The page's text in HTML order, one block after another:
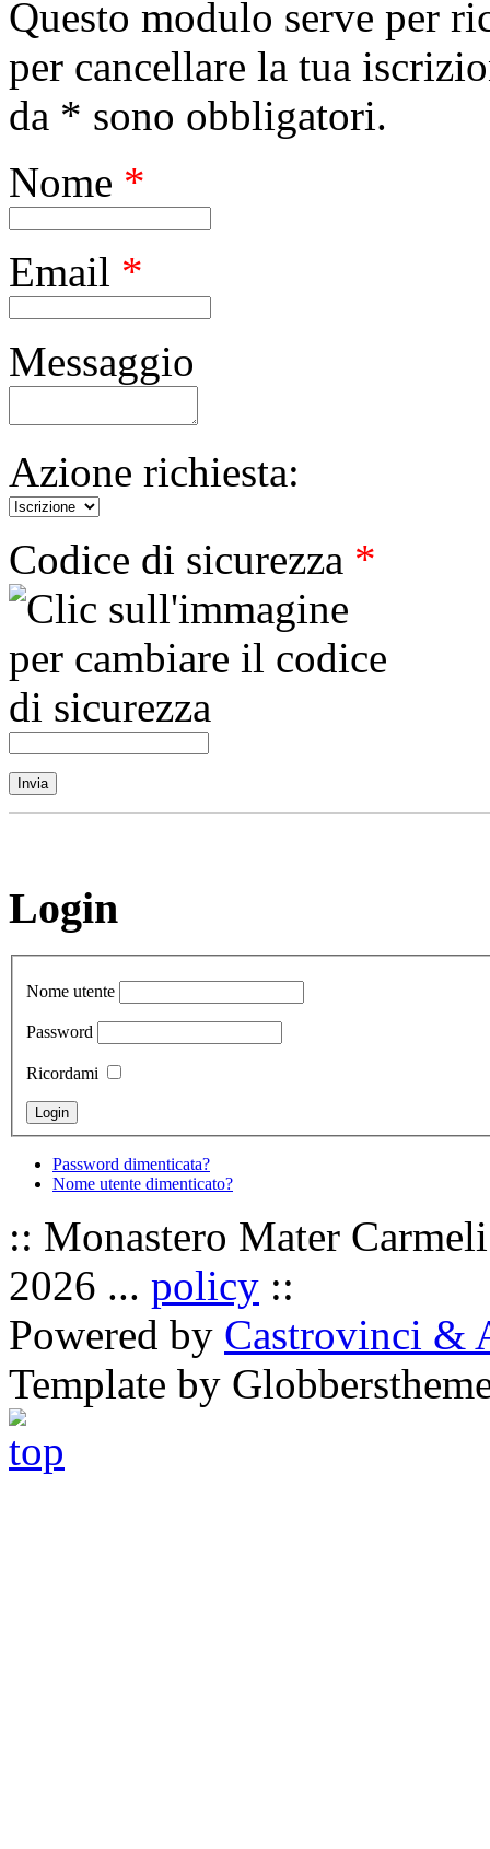
Questo modulo serve per
per cancellare la tua
da * sono obbligatori.
Nome *
Email *
Messaggio
Azione richiesta:
Codice di sicurezza *
Login
Nome utente
Password
Ricordami
Password dimenticata?
Nome utente dimenticato?
:: Monastero Mater
2026 ... policy ::
Powered by Castrovinci &
Template by